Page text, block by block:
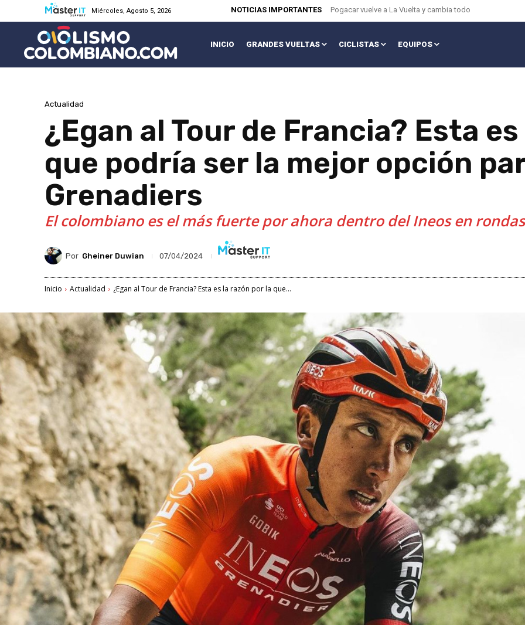
Miércoles, Agosto 5, 2026 NOTICIAS IMPORTANTES Pogacar vuelve a La Vuelta y cambia todo
INICIO GRANDES VUELTAS CICLISTAS EQUIPOS
Actualidad
¿Egan al Tour de Francia? Esta
que podría ser la mejor opción
Grenadiers
El colombiano es el más fuerte por ahora dentro del Ineos en
Por Gheiner Duwian 07/04/2024
Inicio Actualidad ¿Egan al Tour de Francia? Esta es la razón por la que...